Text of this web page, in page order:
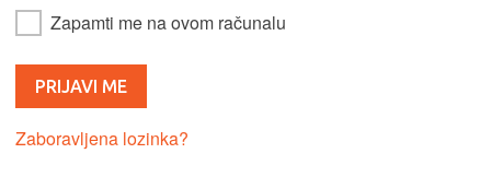
Zapamti me na ovom računalu
Zaboravljena lozinka?